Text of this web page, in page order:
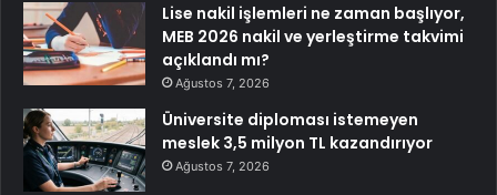
Lise nakil işlemleri ne zaman başlıyor,
MEB 2026 nakil ve yerleştirme takvimi
açıklandı mı?
Ağustos 7, 2026
Üniversite diploması istemeyen
meslek 3,5 milyon TL kazandırıyor
Ağustos 7, 2026